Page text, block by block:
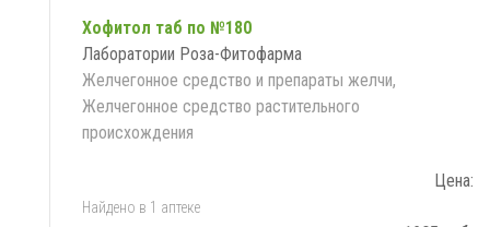
Хофитол таб по №180
Лаборатории Роза-Фитофарма
Желчегонное средство и препараты желчи,
Желчегонное средство растительного
происхождения
Цена:
Найдено в 1 аптеке